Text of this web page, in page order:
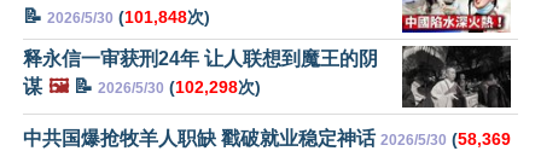
📝 2026/5/30 (101,848次)
释永信一审获刑24年 让人联想到魔王的阴
谋 🖼️📝 2026/5/30 (102,298次)
中共国爆抢牧羊人职缺 戳破就业稳定神话 2026/5/30 (58,369